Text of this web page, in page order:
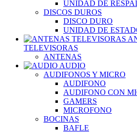
UNIDAD DE
DISCOS DUROS
DISCO DURO
UNIDAD DE
TELEVISORAS
ANTENAS
AUDIO
AUDIFONOS Y MICRO
AUDIFONO
AUDIFONO CON
GAMERS
MICROFONO
BOCINAS
BAFLE